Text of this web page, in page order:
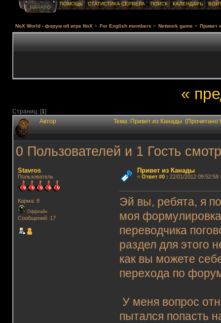
НАЧАЛО
ПОМОЩЬ СТАТИСТИКА СЕРВЕРА ПОИСК КАЛЕНДАРЬ
NoX World - форум об игре NoX > For English members > Network game > Привет
«
Страниц: [1]
Автор Тема: Привет из Канады (Прочитано
0 Пользователей и 1 Гость
Stavros
Пользователь
Карма: 8
Оффлайн
Сообщений: 17
Привет из Канады
« Ответ #0: 22/01/2012 09:52:58
Эй вы, ребята, я
моя формулировка
переводчика
раздел для этого
как вы можете
перехода по
У меня вопрос
пытался попасть